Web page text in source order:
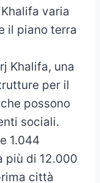
varia
il piano terra
Khalifa, una
per il
possono
sociali.
1.044
più di 12.000
città